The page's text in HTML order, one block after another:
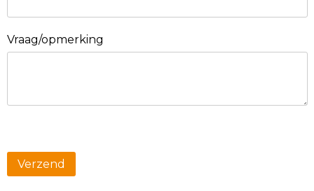
Vraag/opmerking